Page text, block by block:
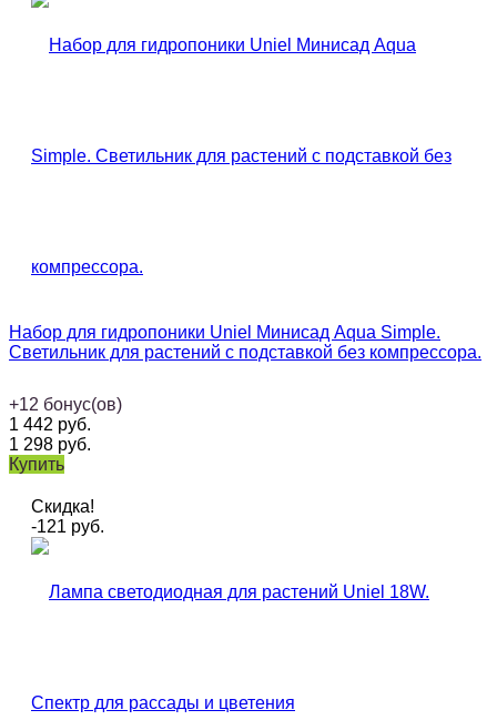
Набор для гидропоники Uniel Минисад Aqua Simple.
Светильник для растений с подставкой без компрессора.
+12 бонус(ов)
1 442 руб.
1 298 руб.
Купить
Скидка!
-121 руб.